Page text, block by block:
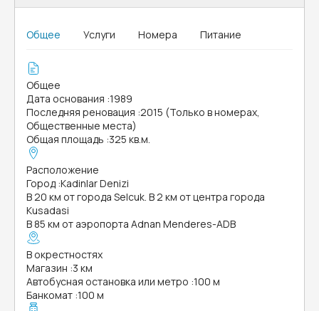
Общее Услуги Номера Питание
Общее
Дата основания :1989
Последняя реновация :2015 (Только в номерах,
Общественные места)
Общая площадь :325 кв.м.
Расположение
Город :Kadinlar Denizi
В 20 км от города Selcuk. В 2 км от центра города
Kusadasi
В 85 км от аэропорта Adnan Menderes-ADB
В окрестностях
Магазин :3 км
Автобусная остановка или метро :100 м
Банкомат :100 м